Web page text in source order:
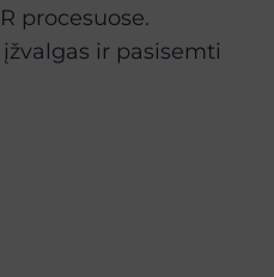
procesuose.
ir pasisemti